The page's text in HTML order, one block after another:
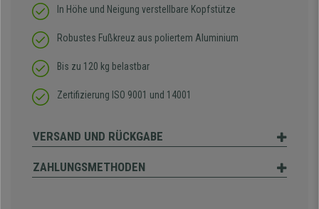
In Höhe und Neigung verstellbare Kopfstütze
Robustes Fußkreuz aus poliertem Aluminium
Bis zu 120 kg belastbar
Zertifizierung ISO 9001 und 14001
VERSAND UND RÜCKGABE
ZAHLUNGSMETHODEN